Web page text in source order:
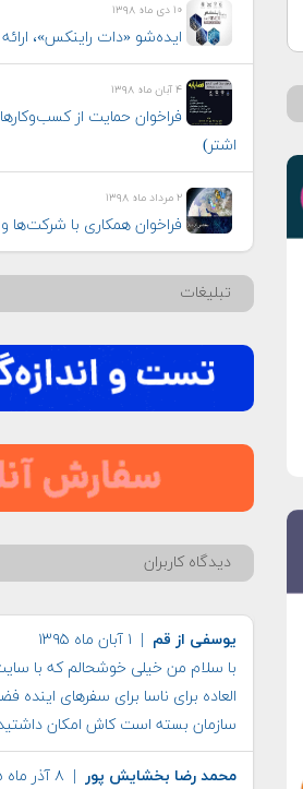
۱۰ دی ماه ۱۳۹۸
ایده‌شو «دات راینکس»، ارائه
۴ آبان ماه ۱۳۹۸
اشتر)
۲ مرداد ماه ۱۳۹۸
فراخوان همکاری با
تبلیغات
دیدگاه کاربران
یوسفی از قم | ۱ آبان ماه ۱۳۹۵
با سلام من خیلی خوشحالم که با
العاده برای ناسا برای سفرهای اینده
سازمان بسته است کاش امکان
محمد رضا بخشایش پور | ۸ آذر ماه ۱۳۹۵